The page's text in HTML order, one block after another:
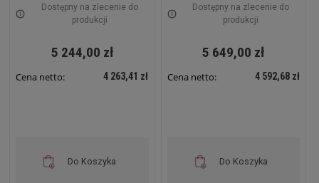
Dostępny na zlecenie do
produkcji
5 244,00 zł
Cena netto: 4 263,41 zł
Do Koszyka
Dostępny na zlecenie do
produkcji
5 649,00 zł
Cena netto: 4 592,68 zł
Do Koszyka